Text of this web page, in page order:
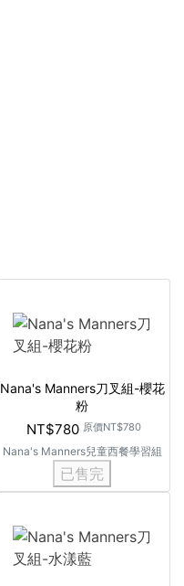
Nana's Manners刀叉組-櫻花
粉
NT$780 原價NT$780
Nana's Manners兒童西餐學習組
已售完